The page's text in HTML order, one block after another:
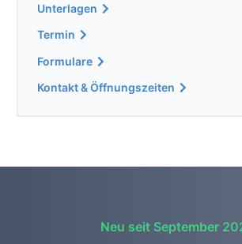
Unterlagen
Termin
Formulare
Kontakt & Öffnungszeiten
Neu seit September